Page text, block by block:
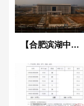
【合肥滨湖中心省.办公大楼项目】采用淞江橡胶接头